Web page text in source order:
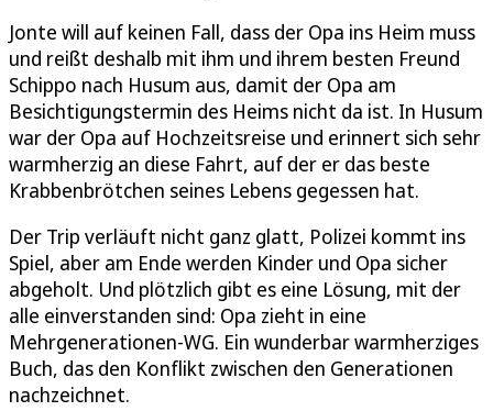
Jonte will auf keinen Fall, dass der Opa ins Heim muss
und reißt deshalb mit ihm und ihrem besten Freund
Schippo nach Husum aus, damit der Opa am
Besichtigungstermin des Heims nicht da ist. In Husum
war der Opa auf Hochzeitsreise und erinnert sich sehr
warmherzig an diese Fahrt, auf der er das beste
Krabbenbrötchen seines Lebens gegessen hat.
Der Trip verläuft nicht ganz glatt, Polizei kommt ins
Spiel, aber am Ende werden Kinder und Opa sicher
abgeholt. Und plötzlich gibt es eine Lösung, mit der
alle einverstanden sind: Opa zieht in eine
Mehrgenerationen-WG. Ein wunderbar warmherziges
Buch, das den Konflikt zwischen den Generationen
nachzeichnet.